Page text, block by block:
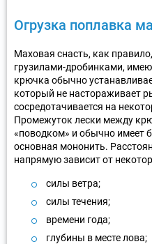
Огрузка поплавка
Маховая снасть, как
грузилами-дробинками,
крючка обычно
который не настораживает
сосредотачивается на
Промежуток лески между
«поводком» и обычно имеет
основная мононить.
напрямую зависит от
силы ветра;
силы течения;
времени года;
глубины в месте лова;